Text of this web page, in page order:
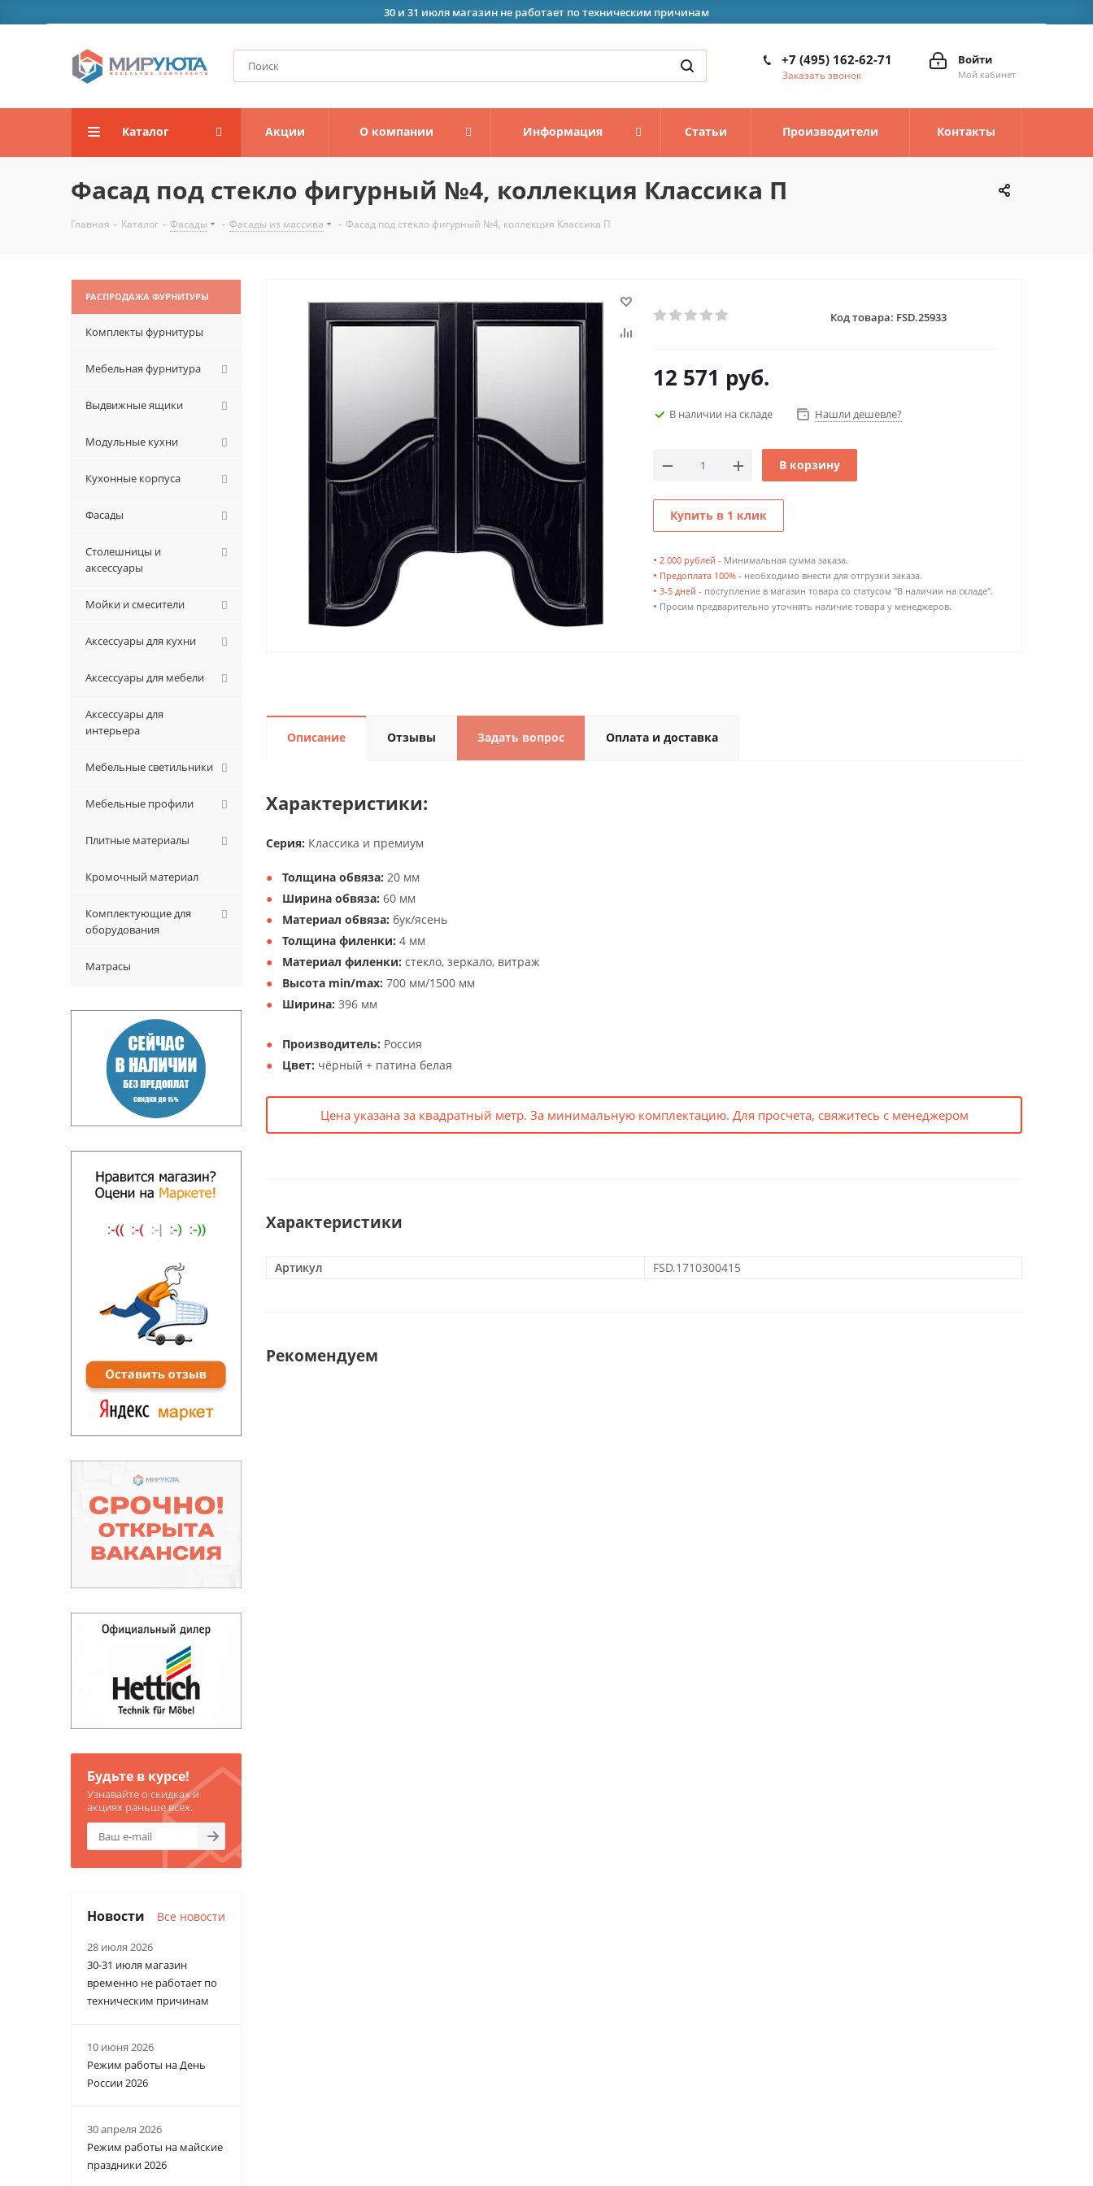
30 и 31 июля магазин не работает по техническим причинам
Войти
Мой кабинет
+7 (495) 162-62-71
Заказать звонок
Каталог Акции О компании Информация Статьи Производители Контакты
Фасад под стекло фигурный №4, коллекция Классика П
Главная - Каталог - Фасады - Фасады из массива - Фасад под стекло фигурный №4, коллекция Классика П
Код товара: FSD.25933
12 571 руб.
В наличии на складе Нашли дешевле?
В корзину
Купить в 1 клик
• 2 000 рублей - Минимальная сумма заказа.
• Предоплата 100% - необходимо внести для отгрузки заказа.
• 3-5 дней - поступление в магазин товара со статусом "В наличии на складе".
• Просим предварительно уточнять наличие товара у менеджеров.
Описание Отзывы Задать вопрос Оплата и доставка
Характеристики:
Серия: Классика и премиум
Толщина обвяза: 20 мм
Ширина обвяза: 60 мм
Материал обвяза: бук/ясень
Толщина филенки: 4 мм
Материал филенки: стекло, зеркало, витраж
Высота min/max: 700 мм/1500 мм
Ширина: 396 мм
Производитель: Россия
Цвет: чёрный + патина белая
Цена указана за квадратный метр. За минимальную комплектацию. Для просчета, свяжитесь с менеджером
Характеристики
Артикул FSD.1710300415
Рекомендуем
РАСПРОДАЖА ФУРНИТУРЫ
Комплекты фурнитуры
Мебельная фурнитура
Выдвижные ящики
Модульные кухни
Кухонные корпуса
Фасады
Столешницы и
аксессуары
Мойки и смесители
Аксессуары для кухни
Аксессуары для мебели
Аксессуары для
интерьера
Мебельные светильники
Мебельные профили
Плитные материалы
Кромочный материал
Комплектующие для
оборудования
Матрасы
Будьте в курсе!
Узнавайте о скидках и
акциях раньше всех.
Новости Все новости
28 июля 2026
30-31 июля магазин
временно не работает по
техническим причинам
10 июня 2026
Режим работы на День
России 2026
30 апреля 2026
Режим работы на майские
праздники 2026